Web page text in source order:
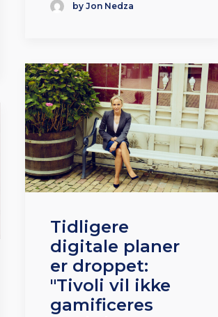
by Jon Nedza
Tidligere
digitale planer
er droppet:
"Tivoli vil ikke
gamificeres